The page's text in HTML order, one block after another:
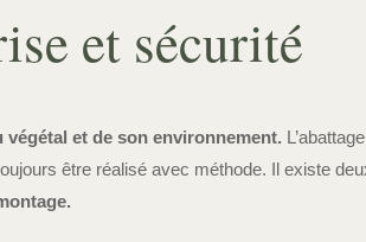
et sécurité
et de son environnement.
être réalisé avec méthode. Il existe